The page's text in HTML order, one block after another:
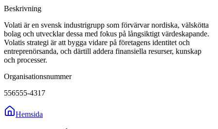
Beskrivning
Volati är en svensk industrigrupp som förvärvar nordiska, välskötta
bolag och utvecklar dessa med fokus på långsiktigt värdeskapande.
Volatis strategi är att bygga vidare på företagens identitet och
entreprenörsanda, och därtill addera finansiella resurser, kunskap
och processer.
Organisationsnummer
556555-4317
Hemsida